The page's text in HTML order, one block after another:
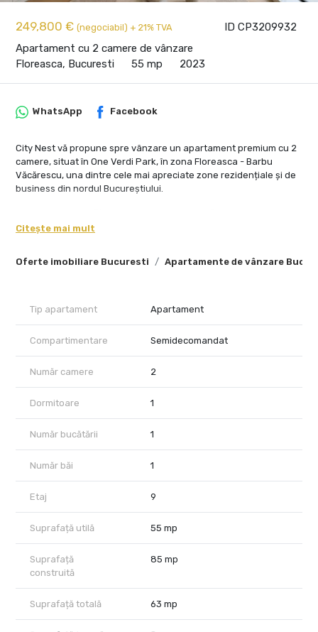
ID CP3209932
249,800 € (negociabil) + 21% TVA
Apartament cu 2 camere de vânzare
Floreasca, Bucuresti
55 mp 2023
Oferte imobiliare Bucuresti Apartamente de vânzare
WhatsApp Facebook
City Nest vă propune spre vânzare un apartament premium cu 2
camere, situat în One Verdi Park, în zona Floreasca - Barbu
Văcărescu, una dintre cele mai apreciate zone rezidențiale și de
business din nordul Bucureștiului.
beneficiază de vedere liberă către Lacul Tei, lumină naturală
apartamentului un plus de confort și deschidere.
de 63 mp și o terasă de 8 mp. Compartimentarea include zonă de
și pentru investiție într-un proiect premium foarte bine
poziționat.
încălzire prin pardoseală, aer condiționat, ferestre din aluminiu cu
One Verdi Park oferă acces rapid către Parcul Verdi, Promenada
Mall, zona de business Floreasca - Barbu Văcărescu, restaurante,
Prețul de vânzare este de 249.800 EUR + TVA, negociabil. TVA-ul
nu este inclus în prețul afișat. Locul de parcare subteran se
poate achiziționa separat.
Pentru această tipologie de apartament există disponibilitate și
cerere.
Citește mai mult
Tip apartament Apartament
Compartimentare Semidecomandat
Număr camere 2
Dormitoare 1
Număr bucătării 1
Număr băi 1
Etaj 9
Suprafață utilă 55 mp
Suprafață
construită
85 mp
Suprafață totală 63 mp